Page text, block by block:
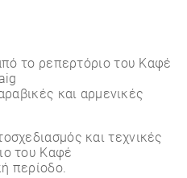
το ρεπερτόριο του Καφέ
και αρµενικές
και τεχνικές
του Καφέ
περίοδο.